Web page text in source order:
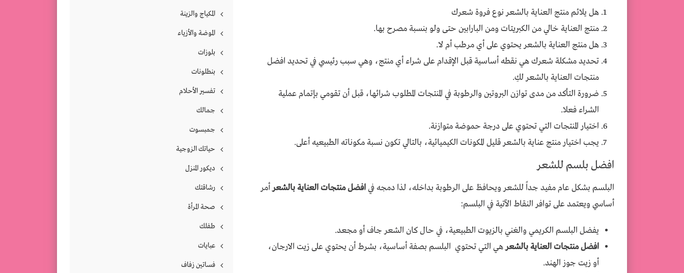
هل يلائم منتج العناية بالشعر نوع فروة شعرك
منتج العناية خالي من الكبريتات ومن البارابين حتى ولو بنسبة مصرح بها.
هل منتج العناية بالشعر يحتوي على أي مرطب أم لا.
تحديد مشكلة شعرك هي نقطه أساسية قبل الإقدام على شراء أي منتج، وهي سبب رئيسي في تحديد افضل
منتجات العناية بالشعر لكِ.
ضرورة التأكد من مدى توازن البروتين والرطوبة في المنتجات المطلوب شرائها، قبل أن تقومي بإتمام عملية
الشراء فعلا.
اختيار المنتجات التي تحتوي على درجة حموضة متوازنة.
يجب اختيار منتج عناية بالشعر قليل المكونات الكيميائية، بالتالي تكون نسبة مكوناته الطبيعيه أعلى.
افضل بلسم للشعر
البلسم بشكل عام مفيد جداً للشعر ويحافظ على الرطوبة بداخله، لذا دمجه فيافضل منتجات العناية بالشعرأمر
أساسي ويعتمد على توافر النقاط الآتية في البلسم:
يفضل البلسم الكريمي والغني بالزيوت الطبيعية، في حال كان الشعر جاف أو مجعد.
افضل منتجات العناية بالشعرهي التي تحتوي البلسم بصفة أساسية، بشرط أن يحتوي على زيت الارجان،
أو زيت جوز الهند.
المكياج والزينة
الموضة والأزياء
بلوزات
بنطلونات
تفسير الأحلام
جمالك
جمبسوت
حياتك الزوجية
ديكور المنزل
رشاقتك
صحة المرأة
طفلك
عبايات
فساتين زفاف